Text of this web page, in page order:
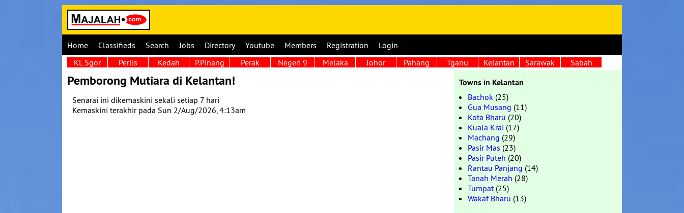
Home Classifieds Search Jobs Directory Youtube Members Registration
Login
KL Sgor
Perlis Kedah P.Pinang Perak Negeri 9 Melaka Johor Pahang Tganu Kelantan Sarawak Sabah
Pemborong Mutiara di Kelantan!
Senarai ini dikemaskini sekali setiap 7 hari
Kemaskini terakhir pada Sun 2/Aug/2026, 4:13am
Towns in Kelantan
Bachok (25)
Gua Musang (11)
Kota Bharu (20)
Kuala Krai (17)
Machang (29)
Pasir Mas (23)
Pasir Puteh (20)
Rantau Panjang (14)
Tanah Merah (28)
Tumpat(25)
Wakaf Bharu (13)